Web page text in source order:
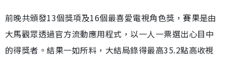
前晚共頒發13個獎項及16個最喜愛電視角色獎，賽果是由
大馬觀眾透過官方流動應用程式，以一人一票選出心目中
的得獎者。結果一如所料，大結局錄得最高35.2點高收視